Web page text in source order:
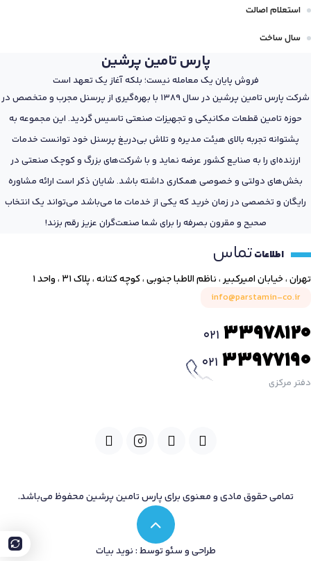
استعلام اصالت
سال ساخت
پارس تامین پرشین
فروش پایان یک معامله نیست؛ بلکه آغاز یک تعهد است
شرکت پارس تامین پرشین در سال 1389 با بهره‌گیری از پرسنل مجرب و متخصص در
حوزه تامین قطعات مکانیکی و تجهیزات صنعتی تاسیس گردید. این مجموعه به
پشتوانه تجربه بالای هیئت مدیره و تلاش بی‌دریغ پرسنل خود توانست خدمات
ارزنده‌ای را به صنایع کشور عرضه نماید و با شرکت‌های بزرگ و کوچک صنعتی در
بخش‌های دولتی و خصوصی همکاری داشته باشد. شایان ذکر است ارائه مشاوره
رایگان و تخصصی در زمان خرید که یکی از خدمات ما می‌باشد می‌تواند یک انتخاب
صحیح و مقرون بصرفه را برای شما صنعت‌گران عزیز رقم بزند!
اطلاعاتتماس
تهران ، خیابان امیرکبیر ، ناظم الاطبا جنوبی ، کوچه کتانه ، پلاک ۳۱ ، واحد ۱
info@parstamin-co.ir
021 33978120
021 33977190
دفتر مرکزی
تمامی حقوق مادی و معنوی برای پارس تامین پرشین محفوظ می‌باشد.
طراحی و سئو توسط : نوید بیات